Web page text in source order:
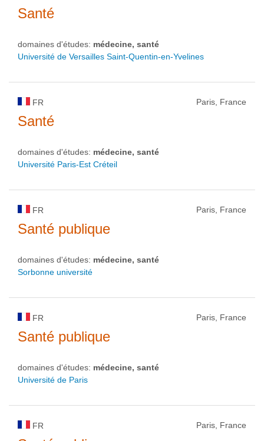
Santé
domaines d'études: médecine, santé
Université de Versailles Saint-Quentin-en-Yvelines
FR Paris, France
Santé
domaines d'études: médecine, santé
Université Paris-Est Créteil
FR Paris, France
Santé publique
domaines d'études: médecine, santé
Sorbonne université
FR Paris, France
Santé publique
domaines d'études: médecine, santé
Université de Paris
FR Paris, France